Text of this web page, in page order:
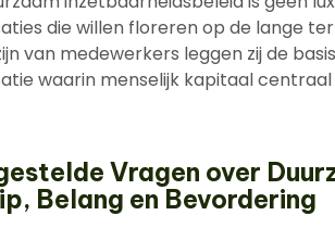
die willen floreren op de lange
van medewerkers leggen zij de
waarin menselijk kapitaal
Vragen over
Belang en Bevordering